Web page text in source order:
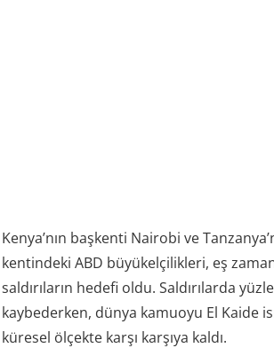
Kenya’nın başkenti Nairobi ve
kentindeki ABD büyükelçilikleri, eş
saldırıların hedefi oldu. Saldırılarda
kaybederken, dünya kamuoyu El Kaide
küresel ölçekte karşı karşıya kaldı.